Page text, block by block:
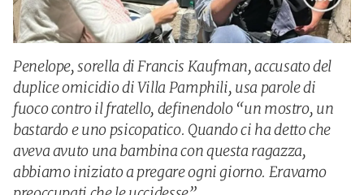
Penelope, sorella di Francis Kaufman, accusato del
duplice omicidio di Villa Pamphili, usa parole di
fuoco contro il fratello, definendolo “un mostro, un
bastardo e uno psicopatico. Quando ci ha detto che
aveva avuto una bambina con questa ragazza,
abbiamo iniziato a pregare ogni giorno. Eravamo